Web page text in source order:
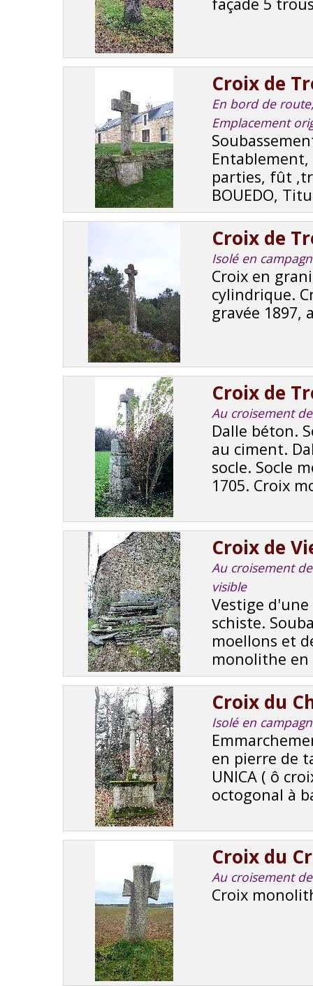
Croix de
En bord de
Emplacement
parties, fût
BOUEDO,
Croix de
Isolé en
Croix en
cylindrique.
gravée 1897,
Croix de
Au croisement
Dalle béton.
au ciment.
socle. Socle
1705. Croix
Croix de
Au croisement
visible
Vestige
schiste.
moellons et
monolithe en
Croix du
Isolé en
en pierre de
UNICA ( ô
octogonal à
Croix du
Au croisement
Croix